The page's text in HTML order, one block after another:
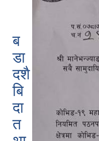
ब
डा
दशै
बि
दा
त